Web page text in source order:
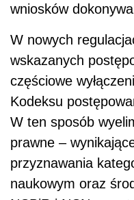
wniosków
W nowych
wskazanych
częściowe
Kodeksu
W ten sposób
prawne –
przyznawania
naukowym oraz